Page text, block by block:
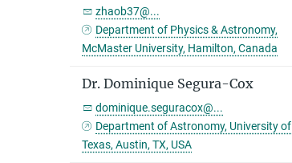
zhaob37@...
Department of Physics & Astronomy,
McMaster University, Hamilton, Canada
Dr. Dominique Segura-Cox
dominique.seguracox@...
Department of Astronomy, University of
Texas, Austin, TX, USA